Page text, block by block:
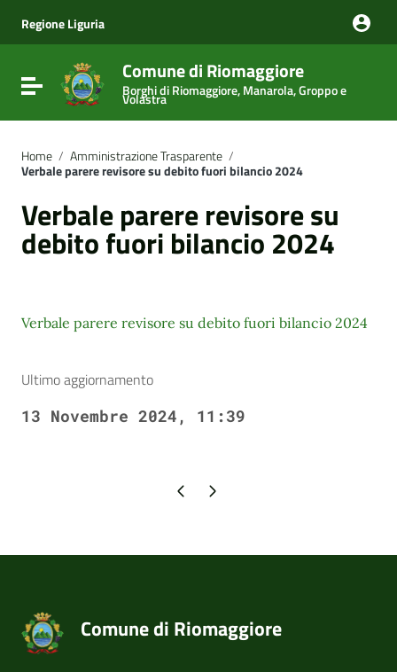
Vai al menu di navigazione
Vai al footer
Regione Liguria
Attiva / disattiva la navigazione
Comune di Riomaggiore
Borghi di Riomaggiore, Manarola, Groppo e
Volastra
Home / Amministrazione Trasparente /
Verbale parere revisore su debito fuori bilancio 2024
Verbale parere revisore su
debito fuori bilancio 2024
Verbale parere revisore su debito fuori bilancio 2024
Ultimo aggiornamento
13 Novembre 2024, 11:39
Pagina precedente
Pagina successiva
Comune di Riomaggiore